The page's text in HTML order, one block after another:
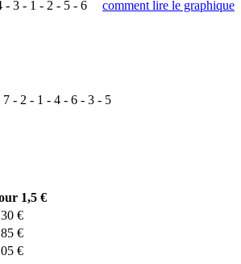
- 3 - 1 - 2 - 5 - 6 comment lire le graphique
7 - 2 - 1 - 4 - 6 - 3 - 5
1,5 €
€
€
€